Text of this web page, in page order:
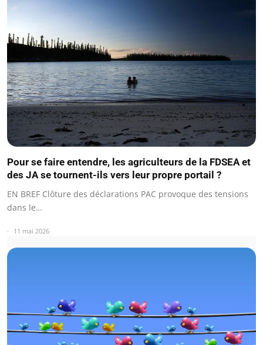
Pour se faire entendre, les agriculteurs de la FDSEA et
des JA se tournent-ils vers leur propre portail ?
EN BREF Clôture des déclarations PAC provoque des tensions
dans le…
11 mai 2026